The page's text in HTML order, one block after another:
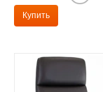
Купить